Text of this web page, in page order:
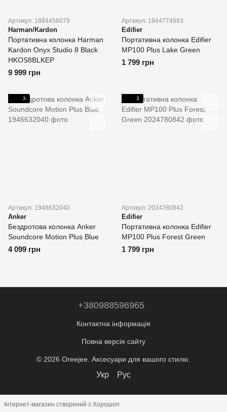
Артикул: 1884456079
Harman/Kardon
Портативна колонка Harman
Kardon Onyx Studio 8 Black
HKOS8BLKEP
9 999 грн
Артикул: 1944774993
Edifier
Портативна колонка Edifier
MP100 Plus Lake Green
1 799 грн
3
Артикул: 1946632040
Anker
Бездротова колонка Anker
Soundcore Motion Plus Blue
4 099 грн
3
Артикул: 2024780842
Edifier
Портативна колонка Edifier
MP100 Plus Forest Green
1 799 грн
+380988596965
Контактна інформація
Повна версія сайту
© 2026 Oreejee. Аксесуари для вашого стилю.
Укр Рус
Інтернет-магазин створений з Хорошоп